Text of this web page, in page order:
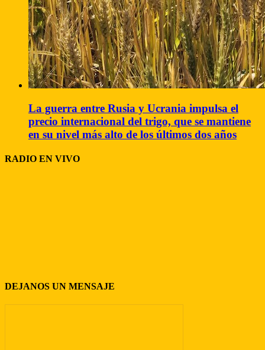
La guerra entre Rusia y Ucrania impulsa el
precio internacional del trigo, que se mantiene
en su nivel más alto de los últimos dos años
RADIO EN VIVO
DEJANOS UN MENSAJE